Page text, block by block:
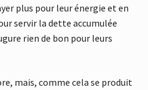
plus pour leur énergie et en
servir la dette accumulée
rien de bon pour leurs
mais, comme cela se produit